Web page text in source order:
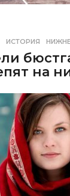
,ИСТОРИЯ ,
на